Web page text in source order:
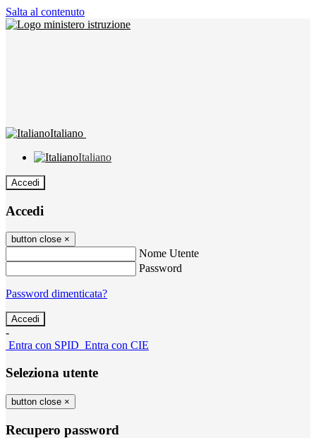
Salta al contenuto
Italiano
Italiano
Accedi
Accedi
button close ×
Nome Utente
Password
Password dimenticata?
-
Entra con SPID Entra con CIE
Seleziona utente
button close ×
Recupero password